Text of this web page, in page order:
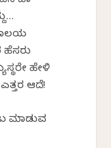
ಹೆಸರು
ಹೇಳಿ
ಆದೆ!
ಮಾಡುವ